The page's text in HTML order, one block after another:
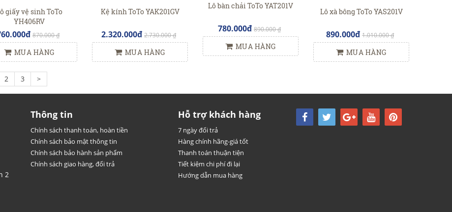
giấy vệ sinh ToTo
YH406RV
870.000 ₫
MUA HÀNG
Kệ kính ToTo YAK201GV
2.320.000đ 2.730.000 ₫
MUA HÀNG
Lô bàn chải ToTo YAT201V
780.000đ 890.000 ₫
MUA HÀNG
Lô xà bông ToTo YAS201V
890.000đ 1.010.000 ₫
MUA HÀNG
2 3 >
2
Thông tin
Chính sách thanh toán, hoàn tiền
Chính sách bảo mật thông tin
Chính sách bảo hành sản phẩm
Chính sách giao hàng, đổi trả
Hỗ trợ khách hàng
7 ngày đổi trả
Hàng chính hãng-giá tốt
Thanh toán thuận tiện
Tiết kiệm chi phí đi lại
Hướng dẫn mua hàng